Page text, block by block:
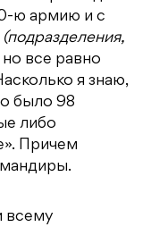
ю армию и с
(подразделения,
но все равно
я знаю,
было 98
либо
Причем
всему